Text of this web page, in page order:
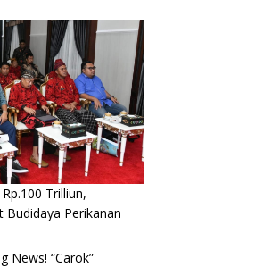
Trilliun,
Budidaya Perikanan
News! “Carok”